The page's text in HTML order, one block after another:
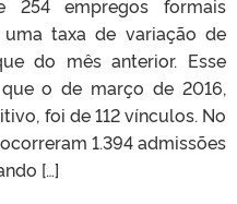
empregos formais
uma taxa de variação de
do mês anterior. Esse
o de março de 2016,
foi de 112 vínculos. No
1.394 admissões
[…]